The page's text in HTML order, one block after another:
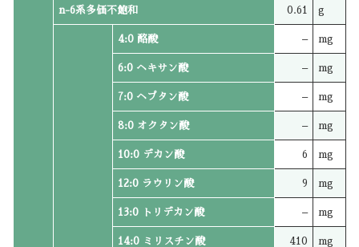
n-6系多価不飽和 0.61 g
4:0 酪酸 – mg
6:0 ヘキサン酸 – mg
7:0 ヘプタン酸 – mg
8:0 オクタン酸 – mg
10:0 デカン酸 6 mg
12:0 ラウリン酸 9 mg
13:0 トリデカン酸 – mg
14:0 ミリスチン酸 410 mg